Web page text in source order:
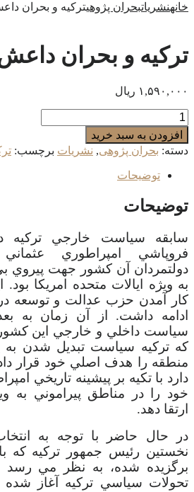
خانهنشریاتبحران پژوهیترکیه و بحران
ترکیه و بحران
۱,۵۹۰,۰۰۰ ریال
ترکیه
و
بحران
داعش
افزودن به سبد خرید
دسته: بحران پژوهی, نشریات برچسب:
توضیحات
توضیحات
سابقه سياست خارجي ترکيه
فروپاشي امپراطوري
دولتمردان آن کشور جهت پيروي
به ويژه ايالات متحده امريکا
ادامه داشت. از آن زمان به
سياست داخلي و خارجي اين
که تركيه سياست تبديل شدن
منطقه را هدف اصلي خود قرار
دارد با تکيه بر پيشينه تاريخي
خود را در مناطق پيراموني به
ارتقا دهد.
در حال حاضر با توجه به
نخستين رئيس جمهور ترکيه که
برگزيده شده، به نظر مي رسد
تحولات سياسي ترکيه آغاز